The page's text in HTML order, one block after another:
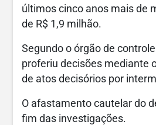
últimos cinco anos mais de
de R$ 1,9 milhão.
Segundo o órgão de
proferiu decisões mediante
de atos decisórios por
O afastamento cautelar do
fim das investigações.